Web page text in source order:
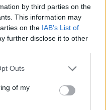
by third parties on the
This information may
on the IAB’s List of
further disclose it to other
Outs
of my
υλικού.
από όλα τα
σας θα σταθώ μόνο
οι οποίες